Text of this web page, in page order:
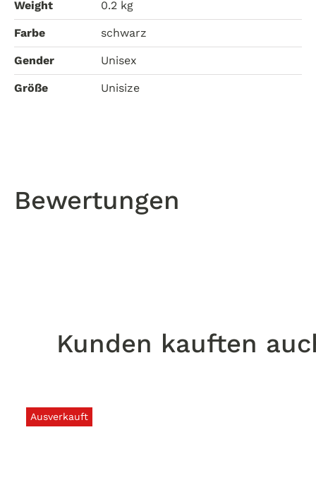
Weight 0.2 kg
Farbe schwarz
Gender Unisex
Größe Unisize
Bewertungen
Kunden kauften
Ausverkauft